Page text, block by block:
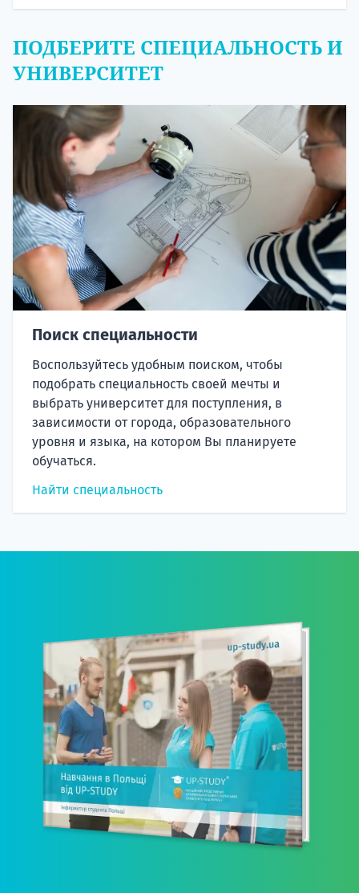
ПОДБЕРИТЕ СПЕЦИАЛЬНОСТЬ И
УНИВЕРСИТЕТ
Поиск специальности
Воспользуйтесь удобным поиском, чтобы
подобрать специальность своей мечты и
выбрать университет для поступления, в
зависимости от города, образовательного
уровня и языка, на котором Вы планируете
обучаться.
Найти специальность